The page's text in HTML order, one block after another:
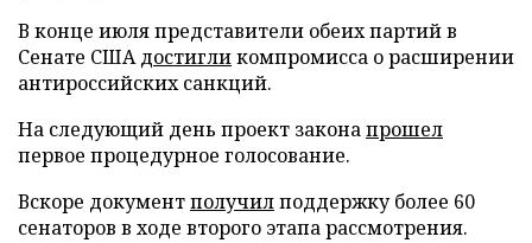
В конце июля представители обеих партий в
Сенате СШАдостигликомпромисса о расширении
антироссийских санкций.
На следующий день проект законапрошел
первое процедурное голосование.
Вскоре документполучилподдержку более 60
сенаторов в ходе второго этапа рассмотрения.